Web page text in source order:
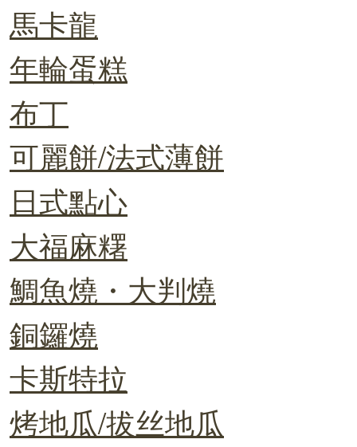
馬卡龍
年輪蛋糕
布丁
可麗餅/法式薄餅
日式點心
大福麻糬
鯛魚燒・大判燒
銅鑼燒
卡斯特拉
烤地瓜/拔丝地瓜